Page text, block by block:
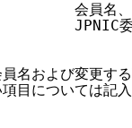
会員名、
JPNIC委
名および変更す
目については記入